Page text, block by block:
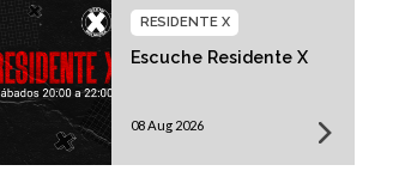
Escuche Residente X
RESIDENTE X
08 Aug 2026